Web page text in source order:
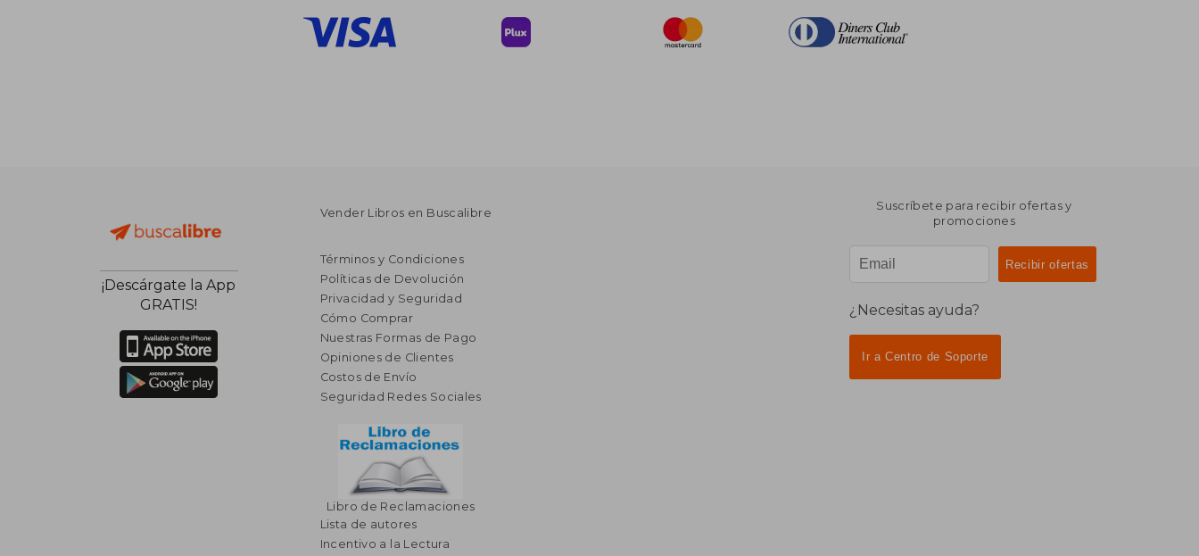
¡Descárgate la App
GRATIS!
Vender Libros en Buscalibre
Términos y Condiciones
Políticas de Devolución
Privacidad y Seguridad
Cómo Comprar
Nuestras Formas de Pago
Opiniones de Clientes
Costos de Envío
Seguridad Redes Sociales
Libro de Reclamaciones
Lista de autores
Incentivo a la Lectura
Suscríbete para recibir ofertas y
promociones
¿Necesitas ayuda?
Ir a Centro de Soporte